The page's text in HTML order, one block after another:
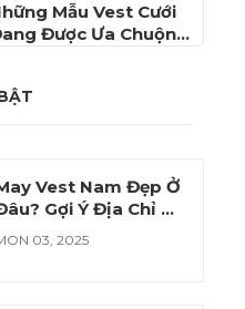
Mẫu Vest Cưới
Được Ưa Chuộng
Vest Nam Đẹp Ở
Gợi Ý Địa Chỉ Uy
Cho Bạn
03, 2025